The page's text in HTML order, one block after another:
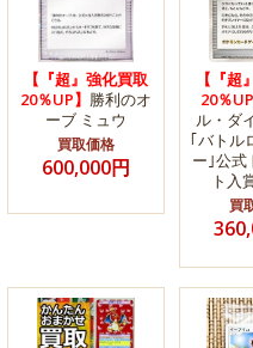
【『超』強化買取
20％UP】 勝利のオ
ーブ ミュウ
買取価格
600,000円
【『超
20％UP
ル・ダ
｢バトル
ー｣公式
ト入
買